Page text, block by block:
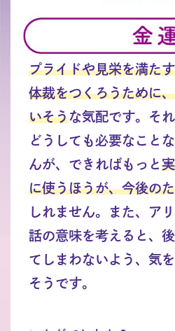
プライドや見栄を満た
体裁をつくろうために
いそうな気配です。そ
どうしても必要なこと
んが、できればもっと
に使うほうが、今後の
しれません。また、ア
話の意味を考えると、
てしまわないよう、気
そうです。